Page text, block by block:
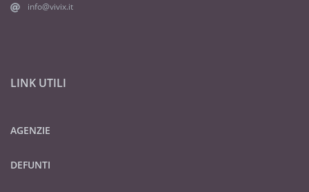
info@vivix.it
LINK UTILI
AGENZIE
DEFUNTI